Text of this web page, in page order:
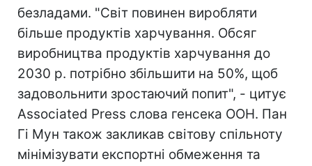
безладами. "Світ повинен виробляти
більше продуктів харчування. Обсяг
виробництва продуктів харчування до
2030 р. потрібно збільшити на 50%, щоб
задовольнити зростаючий попит", - цитує
Associated Press слова генсека ООН. Пан
Гі Мун також закликав світову спільноту
мінімізувати експортні обмеження та